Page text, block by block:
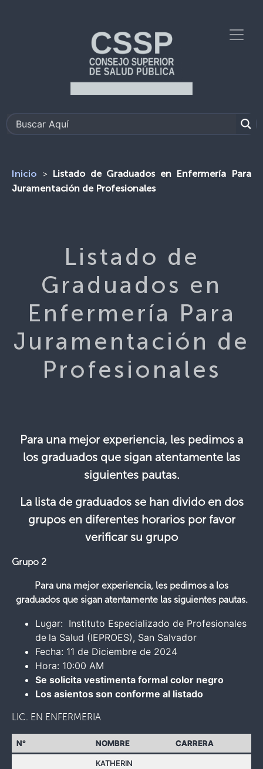
Inicio > Listado de Graduados en Enfermería Para
Juramentación de Profesionales
Listado de
Graduados en
Enfermería Para
Juramentación de
Profesionales
Para una mejor experiencia, les pedimos a
los graduados que sigan atentamente las
siguientes pautas.
La lista de graduados se han divido en dos
grupos en diferentes horarios por favor
verificar su grupo
Grupo 2
Para una mejor experiencia, les pedimos a los
graduados que sigan atentamente las siguientes pautas.
Lugar: Instituto Especializado de Profesionales
de la Salud (IEPROES), San Salvador
Fecha: 11 de Diciembre de 2024
Hora: 10:00 AM
Se solicita vestimenta formal color negro
Los asientos son conforme al listado
LIC. EN ENFERMERIA
N° NOMBRE CARRERA
KATHERIN